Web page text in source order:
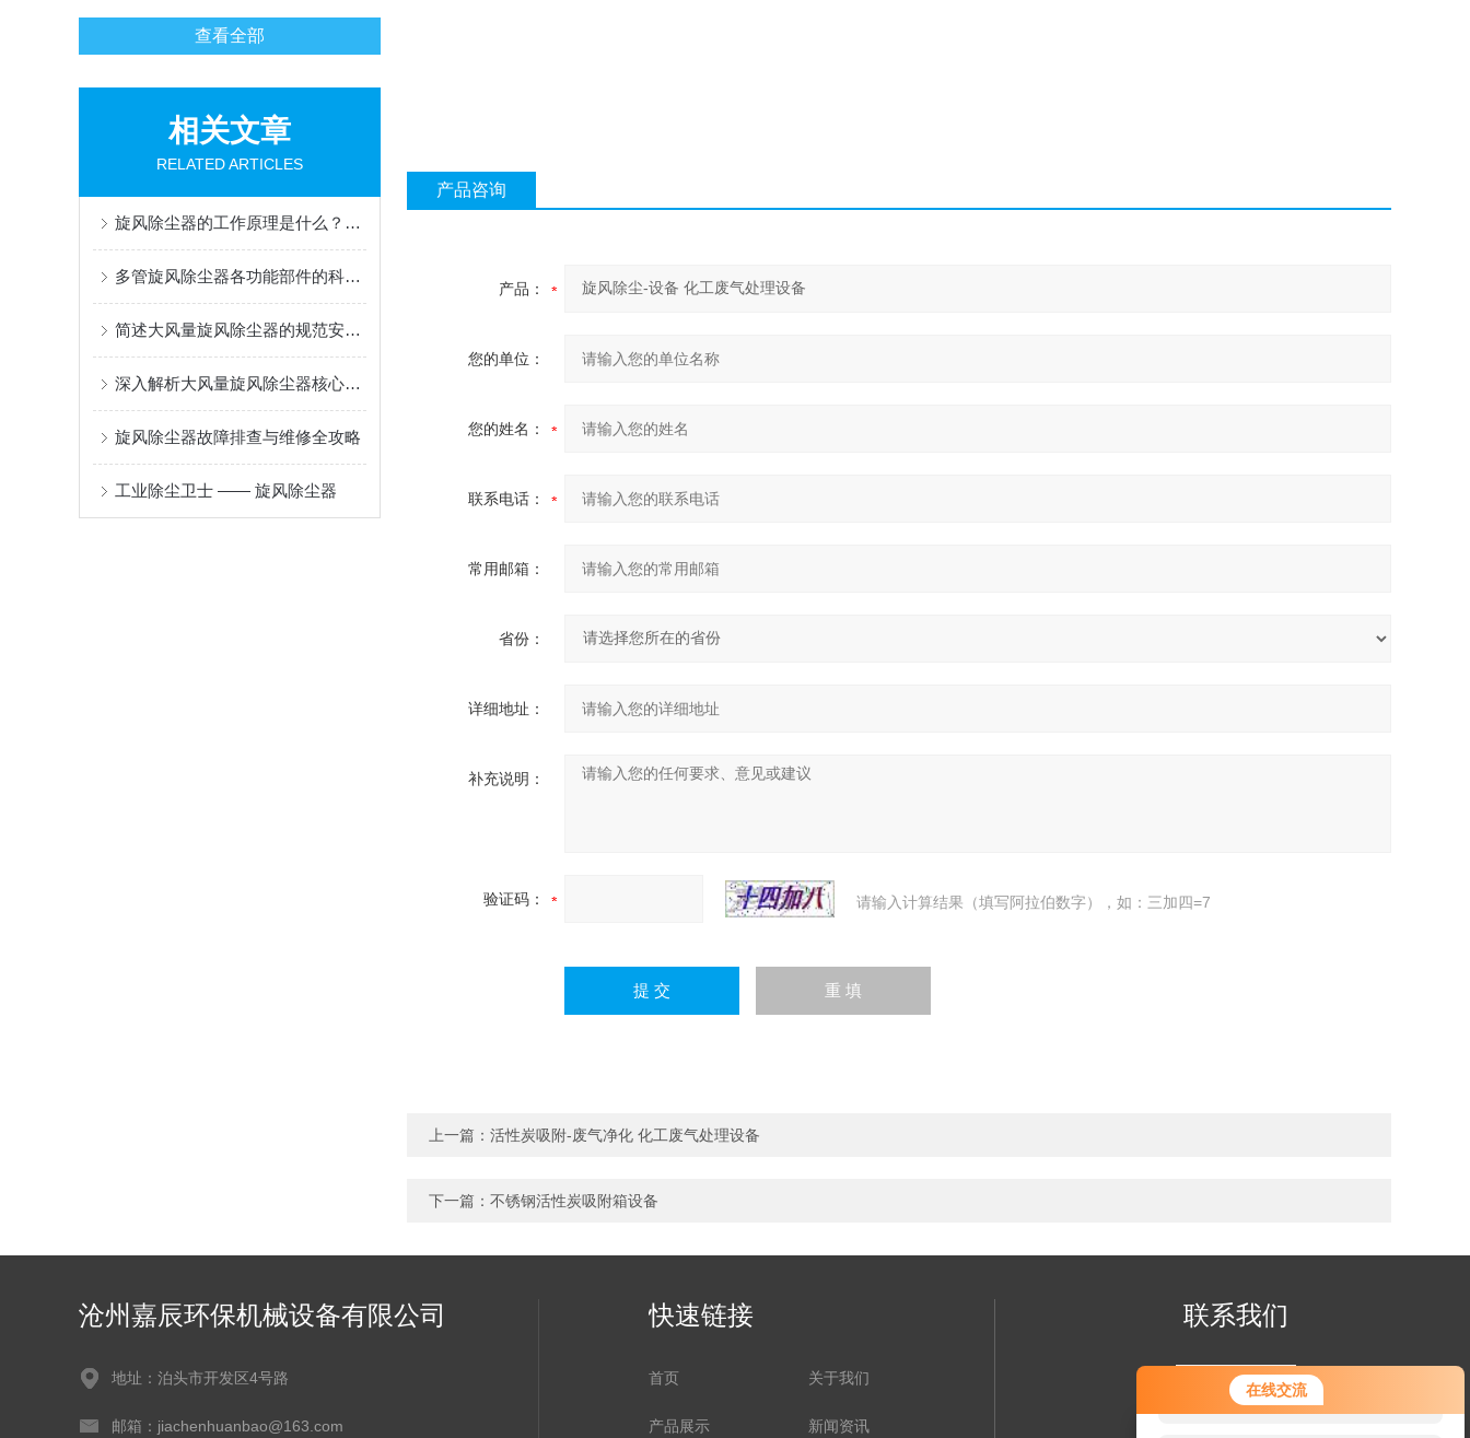
在线交流
您好！欢迎前来咨询，很高兴为您
服务，请问您要咨询什么问题呢？
查看全部
相关文章
RELATED ARTICLES
旋风除尘器的工作原理是什么？适合处理哪些粉尘？
多管旋风除尘器各功能部件的科学设计分享
简述大风量旋风除尘器的规范安装方法
深入解析大风量旋风除尘器核心部件的功能特点
旋风除尘器故障排查与维修全攻略
工业除尘卫士 —— 旋风除尘器
产品咨询
产品：
您的单位：
您的姓名：
联系电话：
常用邮箱：
省份：
详细地址：
补充说明：
验证码： 请输入计算结果（填写阿拉伯数字），如：三加四=7
上一篇： 活性炭吸附-废气净化 化工废气处理设备
下一篇： 不锈钢活性炭吸附箱设备
沧州嘉辰环保机械设备有限公司
地址：泊头市开发区4号路
邮箱：jiachenhuanbao@163.com
快速链接
首页 关于我们
产品展示 新闻资讯
联系我们